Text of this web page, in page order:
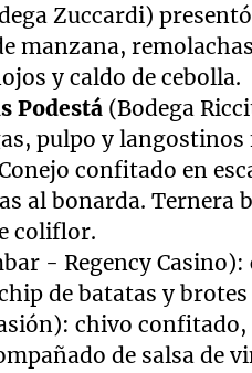
Zuccardi)
manzana,
y caldo de cebolla.
Podestá (Bodega
pulpo y
confitado en
al bonarda. Ternera
coliflor.
- Regency
de batatas y brotes
chivo confitado,
de salsa de